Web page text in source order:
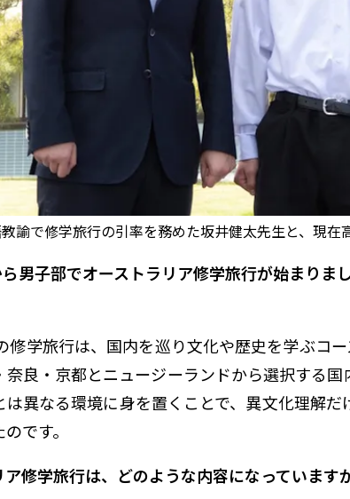
諭で修学旅行の引率を務めた坂井健太先生と、現在
男子部でオーストラリア修学旅行が始まりま
修学旅行は、国内を巡り文化や歴史を学ぶコ
奈良・京都とニュージーランドから選択する
は異なる環境に身を置くことで、異文化理解
です。
修学旅行は、どのような内容になっていますか